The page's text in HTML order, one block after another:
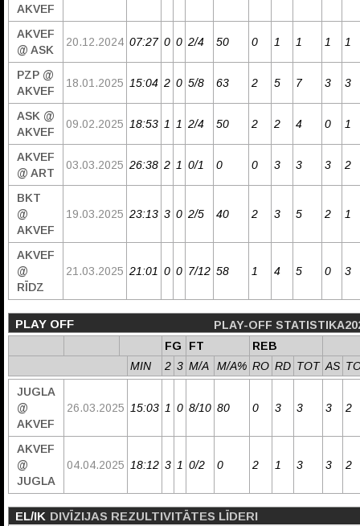
AKVEF
AKVEF
@ ASK
20.12.2024 07:27 0 0 2/4 50 0 1 1 1 1
PZP @
AKVEF
18.01.2025 15:04 2 0 5/8 63 2 5 7 3 3
ASK @
AKVEF
09.02.2025 18:53 1 1 2/4 50 2 2 4 0 1
AKVEF
@ ART
03.03.2025 26:38 2 1 0/1 0 0 3 3 3 2
BKT
@
AKVEF
19.03.2025 23:13 3 0 2/5 40 2 3 5 2 1
AKVEF
@
RĪDZ
21.03.2025 21:01 0 0 7/12 58 1 4 5 0 3
PLAY OFF
PLAY-OFF
FG
FT
REB
MIN
2 3 M/A M/A% RO RD TOT AS
JUGLA
@
AKVEF
26.03.2025 15:03 1 0 8/10 80 0 3 3 3 2
AKVEF
@
JUGLA
04.04.2025 18:12 3 1 0/2 0 2 1 3 3 2
EL/IK DIVĪZIJAS REZULTIVITĀTES LĪDERI